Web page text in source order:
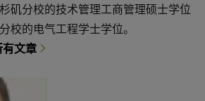
矶分校的技术管理工商管理硕士学位
校的电气工程学士学位。
文章